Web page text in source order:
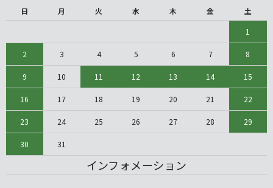
日 月 火 水 木 金
土
1
2 3 4 5 6 7 8
9 10 11 12 13 14 15
16 17 18 19 20 21 22
23 24 25 26 27 28 29
30 31
インフォメーション